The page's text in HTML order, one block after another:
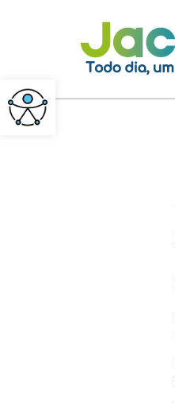
Pular para o conteúdo